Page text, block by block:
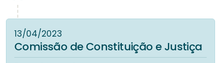
13/04/2023
Comissão de Constituição e Justiça